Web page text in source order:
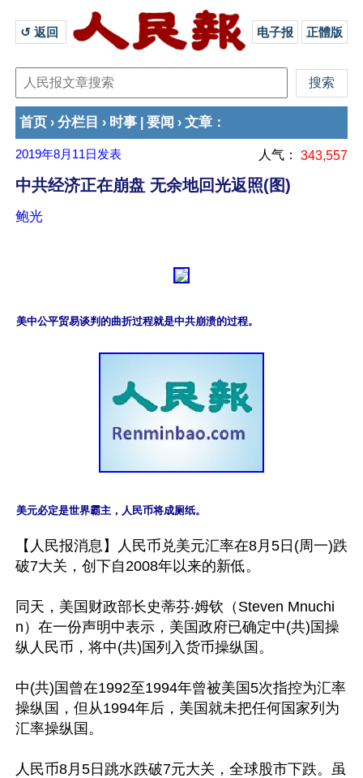
↺ 返回 电子报 正體版
首页 › 分栏目 › 时事 要闻 › 文章 ：
2019年8月11日 发表 人气： 343,557
中共经济正在崩盘 无余地回光返照(图)
鲍光
美中公平贸易谈判的曲折过程就是中共崩溃的过程。
美元必定是世界霸主，人民币将成厕纸。
【人民报消息】人民币兑美元汇率在8月5日(周一)跌
破7大关，创下自2008年以来的新低。
同天，美国财政部长史蒂芬‧姆钦（Steven Mnuchi
n）在一份声明中表示，美国政府已确定中(共)国操
纵人民币，将中(共)国列入货币操纵国。
中(共)国曾在1992至1994年曾被美国5次指控为汇率
操纵国，但从1994年后，美国就未把任何国家列为
汇率操纵国。
人民币8月5日跳水跌破7元大关，全球股市下跌。虽